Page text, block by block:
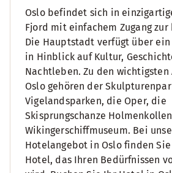
Oslo befindet sich in
Fjord mit einfachem Zugang
Die Hauptstadt verfügt über
in Hinblick auf Kultur,
Nachtleben. Zu den
Oslo gehören der
Vigelandsparken, die Oper, die
Skisprungschanze
Wikingerschiffmuseum. Bei
Hotelangebot in Oslo finden
Hotel, das Ihren Bedürfnissen